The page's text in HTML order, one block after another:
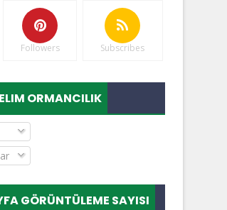
Followers Subscribes
ORMANCILIK
GÖRÜNTÜLEME SAYISI